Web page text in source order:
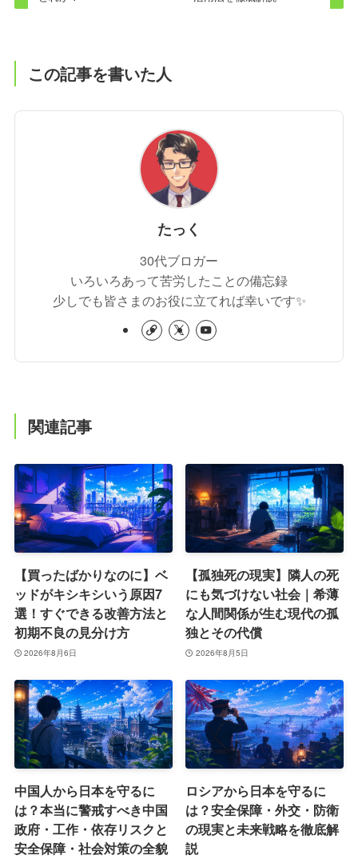
この記事を書いた人
たっく
30代ブロガー
いろいろあって苦労したことの備忘録
少しでも皆さまのお役に立てれば幸いです✨
関連記事
【買ったばかりなのに】ベ
ッドがキシキシいう原因7
選！すぐできる改善方法と
初期不良の見分け方
2026年8月6日
【孤独死の現実】隣人の死
にも気づけない社会｜希薄
な人間関係が生む現代の孤
独とその代償
2026年8月5日
中国人から日本を守るに
は？本当に警戒すべき中国
政府・工作・依存リスクと
安全保障・社会対策の全貌
ロシアから日本を守るに
は？安全保障・外交・防衛
の現実と未来戦略を徹底解
説